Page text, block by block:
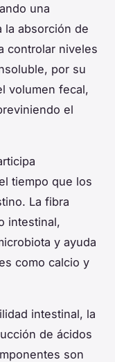
una
la absorción de
controlar niveles
por su
volumen fecal,
el
tiempo que los
La fibra
intestinal,
y ayuda
como calcio y
intestinal, la
de ácidos
son